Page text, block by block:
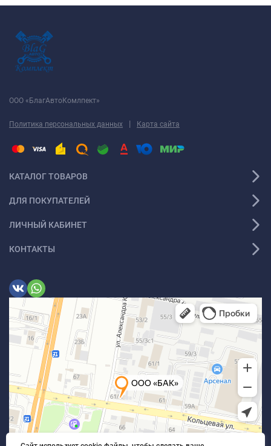
ООО «БлагАвтоКомлпект»
Политика персональных данных | Карта сайта
КАТАЛОГ ТОВАРОВ
ДЛЯ ПОКУПАТЕЛЕЙ
ЛИЧНЫЙ КАБИНЕТ
КОНТАКТЫ